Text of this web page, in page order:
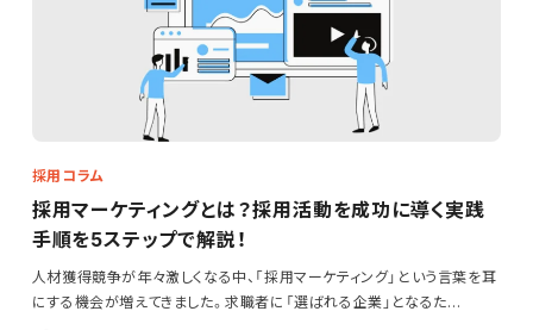
採用コラム
採用マーケティングとは？採用活動を成功に導く実践
手順を5ステップで解説！
人材獲得競争が年々激しくなる中、「採用マーケティング」という言葉を耳
にする機会が増えてきました。求職者に「選ばれる企業」となるた…